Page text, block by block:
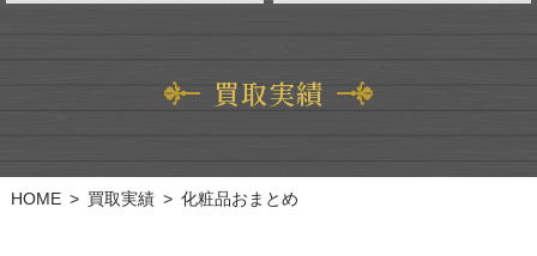
買取実績
HOME 買取実績 化粧品おまとめ